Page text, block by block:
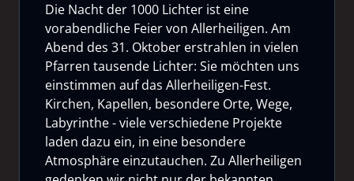
Die Nacht der 1000 Lichter ist eine
vorabendliche Feier von Allerheiligen. Am
Abend des 31. Oktober erstrahlen in vielen
Pfarren tausende Lichter: Sie möchten uns
einstimmen auf das Allerheiligen-Fest.
Kirchen, Kapellen, besondere Orte, Wege,
Labyrinthe - viele verschiedene Projekte
laden dazu ein, in eine besondere
Atmosphäre einzutauchen. Zu Allerheiligen